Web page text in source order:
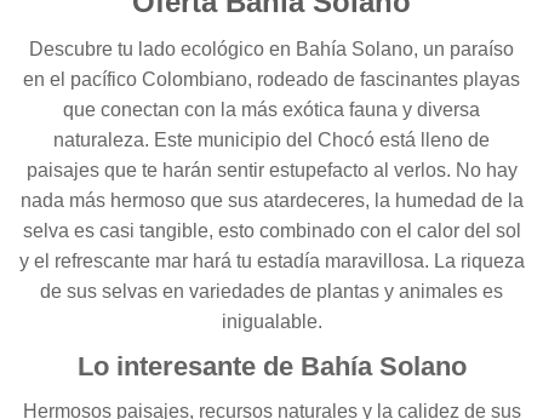
Descubre tu lado ecológico en Bahía Solano, un paraíso
en el pacífico Colombiano, rodeado de fascinantes playas
que conectan con la más exótica fauna y diversa
naturaleza. Este municipio del Chocó está lleno de
paisajes que te harán sentir estupefacto al verlos. No hay
nada más hermoso que sus atardeceres, la humedad de la
selva es casi tangible, esto combinado con el calor del sol
y el refrescante mar hará tu estadía maravillosa. La riqueza
de sus selvas en variedades de plantas y animales es
inigualable.
Lo interesante de Bahía Solano
Hermosos paisajes, recursos naturales y la calidez de sus